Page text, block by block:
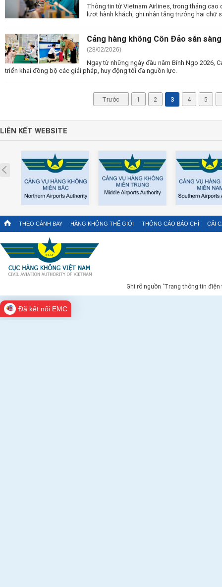
Thông tin từ Vietnam Airlines, trong tháng cao
lượt hành khách, ghi nhận tăng trưởng hai chữ
Cảng hàng không Côn Đảo sẵn
(28/02/2026)
Ngay từ những ngày đầu năm Bính Ngọ 2026,
triển khai đồng bộ các giải pháp, huy động tối đa nguồn lực.
Trước 1 2 3 4 5
LIÊN KẾT WEBSITE
Prev
THEO CÁNH BAY HÀNG KHÔNG THẾ GIỚI THÔNG CÁO BÁO CHÍ CẢI
Ghi rõ nguồn 'Trang thông tin
Đã kết nối EMC